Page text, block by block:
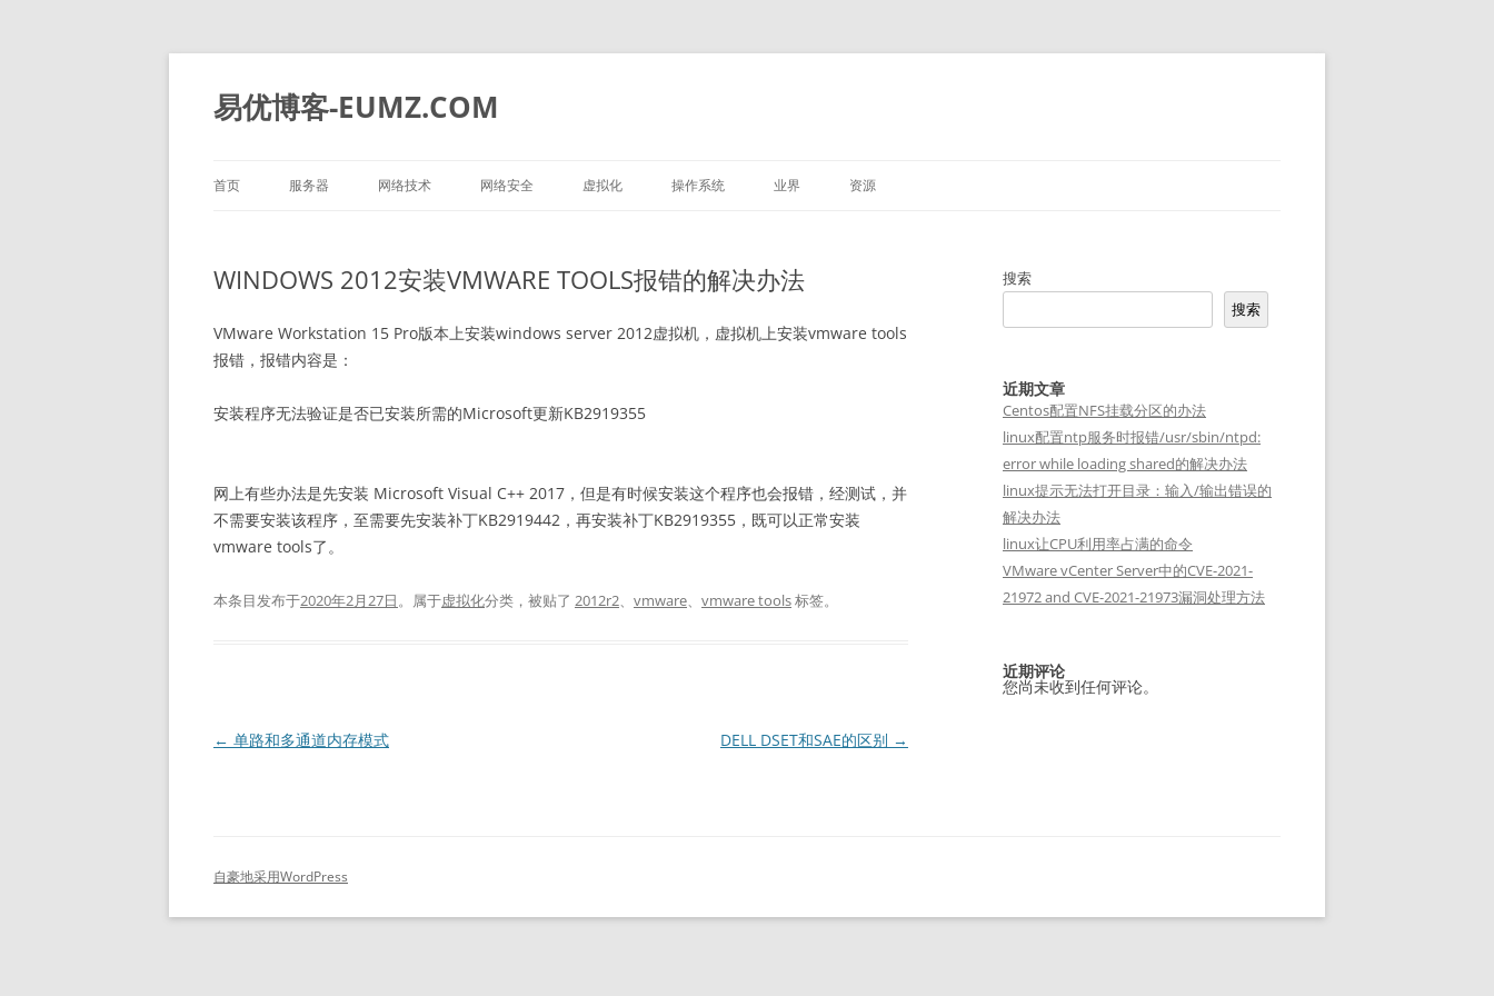
易优博客-EUMZ.COM
首页 服务器
HP
IBM
华为
浪潮
网络技术 网络安全 虚拟化
深信服
操作系统 业界 资源
WINDOWS 2012安装VMWARE TOOLS报错的解决办法
VMware Workstation 15 Pro版本上安装windows server 2012虚拟机，虚拟机上安装vmware tools
报错，报错内容是：
安装程序无法验证是否已安装所需的Microsoft更新KB2919355
网上有些办法是先安装 Microsoft Visual C++ 2017，但是有时候安装这个程序也会报错，经测试，并
不需要安装该程序，至需要先安装补丁KB2919442，再安装补丁KB2919355，既可以正常安装
vmware tools了。
本条目发布于2020年2月27日。属于虚拟化分类，被贴了 2012r2、 vmware、 vmware tools标签。
文
← 单路和多通道内存模式 DELL DSET和SAE的区别 →
搜索
搜索
近期文章
Centos配置NFS挂载分区的办法
linux配置ntp服务时报错/usr/sbin/ntpd:
error while loading shared的解决办法
linux提示无法打开目录：输入/输出错误的
解决办法
linux让CPU利用率占满的命令
VMware vCenter Server中的CVE-2021-
21972 and CVE-2021-21973漏洞处理方法
近期评论
您尚未收到任何评论。
自豪地采用WordPress